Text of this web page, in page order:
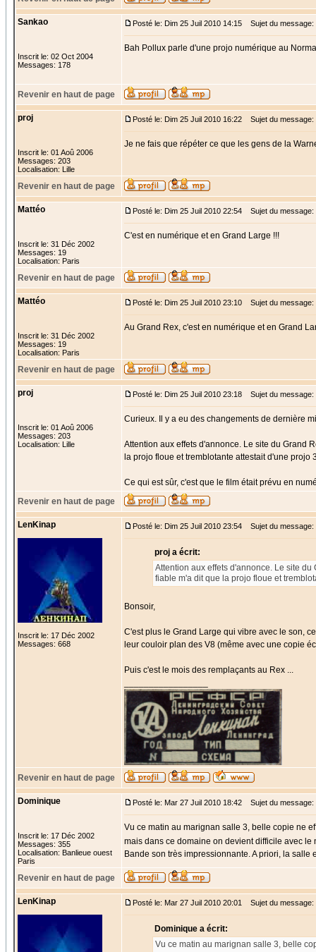
Sankao
Inscrit le: 02 Oct 2004
Messages: 178
Posté le: Dim 25 Juil 2010 14:15 Sujet du message:
Bah Pollux parle d'une projo numérique au
Revenir en haut de page
proj
Inscrit le: 01 Aoû 2006
Messages: 203
Localisation: Lille
Posté le: Dim 25 Juil 2010 16:22 Sujet du message:
Je ne fais que répéter ce que les gens de la
Revenir en haut de page
Mattéo
Inscrit le: 31 Déc 2002
Messages: 19
Localisation: Paris
Posté le: Dim 25 Juil 2010 22:54 Sujet du message:
C'est en numérique et en Grand Large !!!
Revenir en haut de page
Mattéo
Inscrit le: 31 Déc 2002
Messages: 19
Localisation: Paris
Posté le: Dim 25 Juil 2010 23:10 Sujet du message:
Au Grand Rex, c'est en numérique et en Grand
Revenir en haut de page
proj
Inscrit le: 01 Aoû 2006
Messages: 203
Localisation: Lille
Posté le: Dim 25 Juil 2010 23:18 Sujet du message:
Curieux. Il y a eu des changements de dernière
Attention aux effets d'annonce. Le site du Grand
la projo floue et tremblotante attestait d'une
Ce qui est sûr, c'est que le film était prévu en
Revenir en haut de page
LenKinap
Inscrit le: 17 Déc 2002
Messages: 668
Posté le: Dim 25 Juil 2010 23:54 Sujet du message:
proj a écrit:
Attention aux effets d'annonce. Le site
fiable m'a dit que la projo floue et
Bonsoir,
C'est plus le Grand Large qui vibre avec le son,
leur couloir plan des V8 (même avec une copie
Puis c'est le mois des remplaçants au Rex ...
Revenir en haut de page
Dominique
Inscrit le: 17 Déc 2002
Messages: 355
Localisation: Banlieue ouest
Paris
Posté le: Mar 27 Juil 2010 18:42 Sujet du message:
Vu ce matin au marignan salle 3, belle copie ne
mais dans ce domaine on devient difficile avec
Bande son très impressionnante. A priori, la
Revenir en haut de page
LenKinap Posté le: Mar 27 Juil 2010 20:01 Sujet du message:
Dominique a écrit:
Vu ce matin au marignan salle 3, belle